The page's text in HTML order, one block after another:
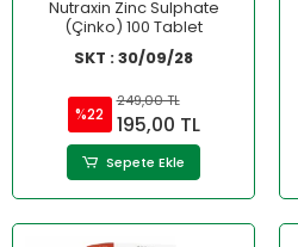
Nutraxin Zinc Sulphate
(Çinko) 100 Tablet
SKT : 30/09/28
%22
249,00 TL
195,00 TL
Sepete Ekle